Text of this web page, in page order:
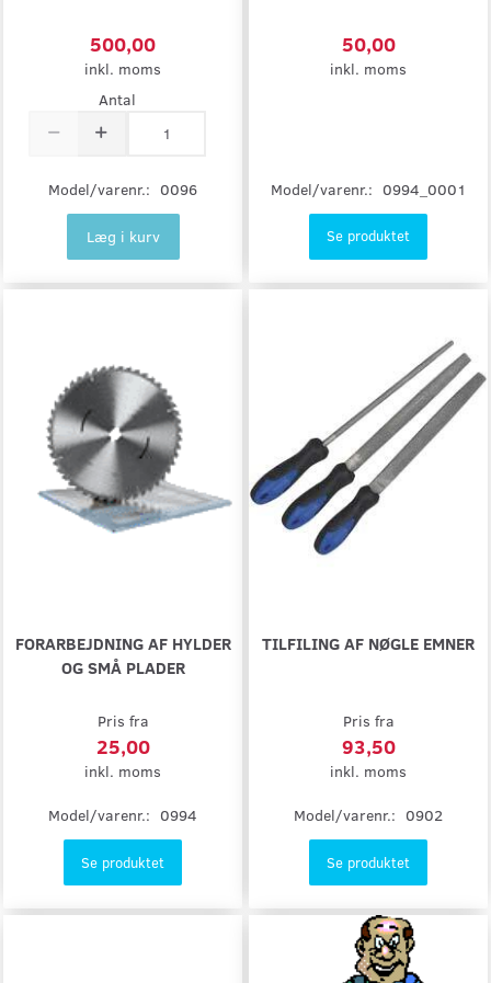
500,00
inkl. moms
Antal
Model/varenr.: 0096
Læg i kurv
50,00
inkl. moms
Model/varenr.: 0994_0001
Se produktet
FORARBEJDNING AF HYLDER
OG SMÅ PLADER
Pris fra
25,00
inkl. moms
Model/varenr.: 0994
Se produktet
TILFILING AF NØGLE EMNER
Pris fra
93,50
inkl. moms
Model/varenr.: 0902
Se produktet